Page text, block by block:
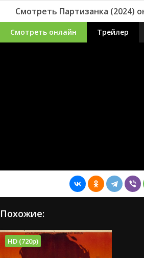
Смотреть Партизанка (2024)
Смотреть онлайн Трейлер
Похожие:
HD (720p)